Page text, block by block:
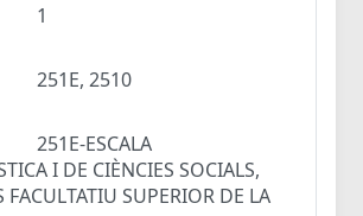
1
251E, 2510
251E-ESCALA
I DE CIÈNCIES SOCIALS,
FACULTATIU SUPERIOR DE LA